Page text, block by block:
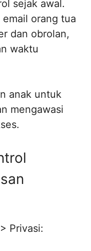
sejak awal.
orang tua
dan obrolan,
waktu
anak untuk
mengawasi
Privasi: